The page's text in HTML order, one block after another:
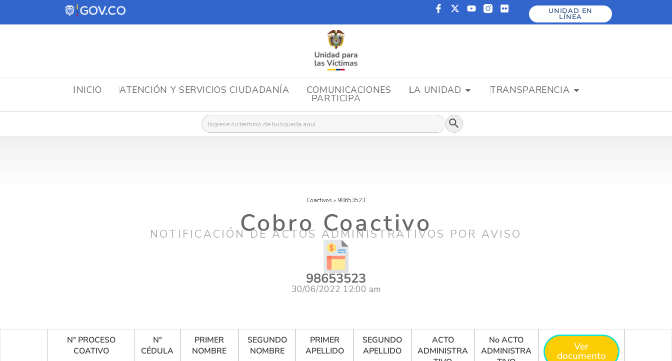
UNIDAD EN
LÍNEA
INICIO ATENCIÓN Y SERVICIOS CIUDADANÍA COMUNICACIONES LA UNIDAD TRANSPARENCIA
PARTICIPA
Buscar: Botón de búsqueda
Coactivos » 98653523
Cobro Coactivo
NOTIFICACIÓN DE ACTOS ADMINISTRATIVOS POR AVISO
98653523
30/06/2022 12:00 am
N° PROCESO
COATIVO
N°
CÉDULA
PRIMER
NOMBRE
SEGUNDO
NOMBRE
PRIMER
APELLIDO
SEGUNDO
APELLIDO
ACTO
ADMINISTRA
No ACTO
ADMINISTRA
Ver
documento